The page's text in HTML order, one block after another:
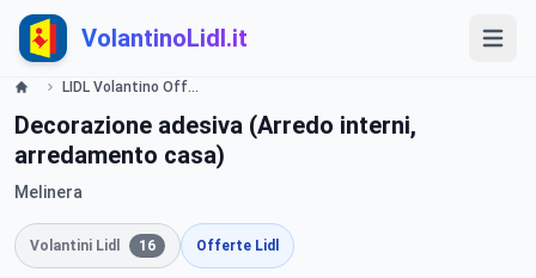
VolantinoLidl.it
LIDL Volantino Offerte e Promozioni - Casa - Offerte valide dal 19 settembre 2016 Lidl
Decorazione adesiva (Arredo interni,
arredamento casa)
Melinera
Volantini Lidl 16 Offerte Lidl